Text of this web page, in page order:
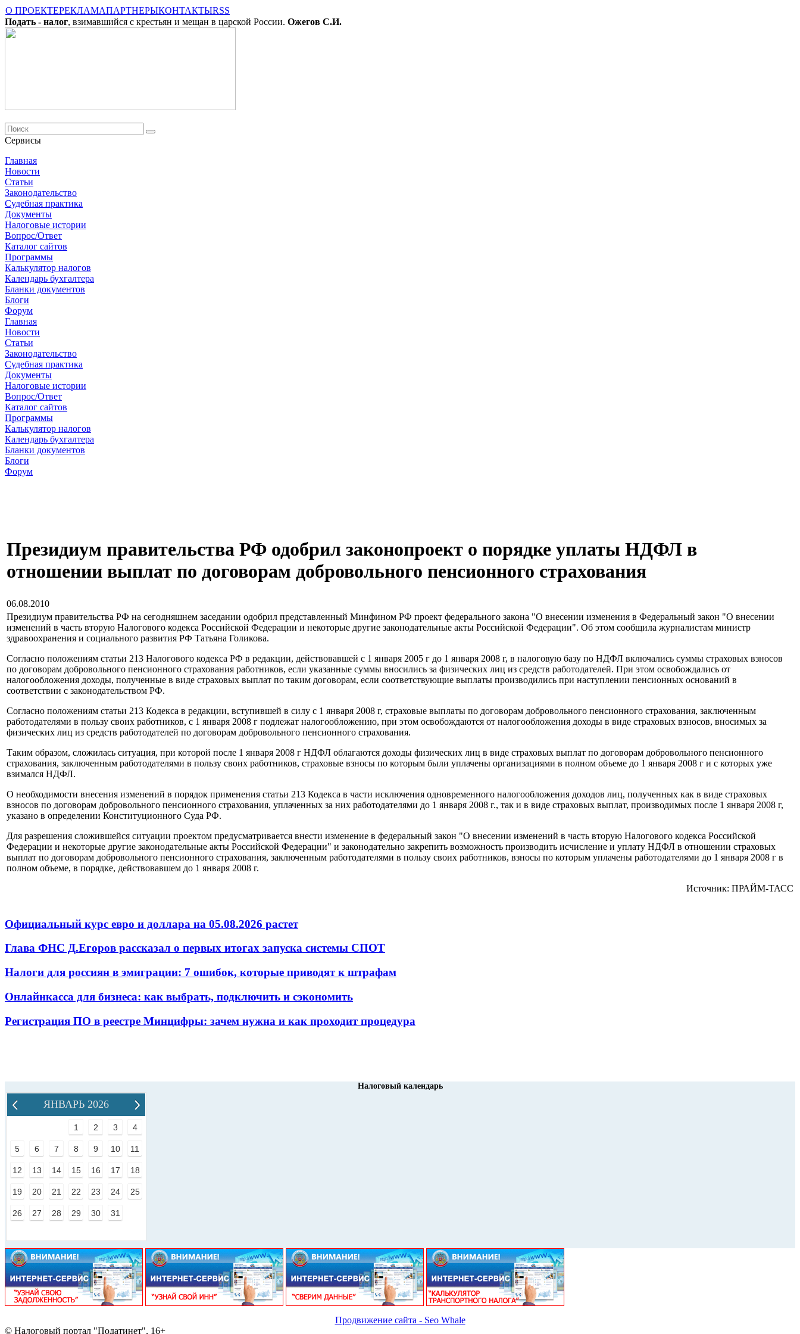
О ПРОЕКТЕРЕКЛАМАПАРТНЕРЫКОНТАКТЫRSS
Подать - налог, взимавшийся с крестьян и мещан в царской России. Ожегов С.И.
Сервисы
Главная
Новости
Cтатьи
Законодательство
Судебная практика
Документы
Налоговые истории
Вопрос/Ответ
Каталог сайтов
Программы
Калькулятор налогов
Календарь бухгалтера
Бланки документов
Блоги
Форум
Главная
Новости
Cтатьи
Законодательство
Судебная практика
Документы
Налоговые истории
Вопрос/Ответ
Каталог сайтов
Программы
Калькулятор налогов
Календарь бухгалтера
Бланки документов
Блоги
Форум
Президиум правительства РФ одобрил законопроект о порядке уплаты НДФЛ в
отношении выплат по договорам добровольного пенсионного страхования
06.08.2010
Президиум правительства РФ на сегодняшнем заседании одобрил представленный Минфином РФ проект федерального закона "О внесении изменения в Федеральный закон "О внесении
изменений в часть вторую Налогового кодекса Российской Федерации и некоторые другие законодательные акты Российской Федерации". Об этом сообщила журналистам министр
здравоохранения и социального развития РФ Татьяна Голикова.
Согласно положениям статьи 213 Налогового кодекса РФ в редакции, действовавшей с 1 января 2005 г до 1 января 2008 г, в налоговую базу по НДФЛ включались суммы страховых взносов
по договорам добровольного пенсионного страхования работников, если указанные суммы вносились за физических лиц из средств работодателей. При этом освобождались от
налогообложения доходы, полученные в виде страховых выплат по таким договорам, если соответствующие выплаты производились при наступлении пенсионных оснований в
соответствии с законодательством РФ.
Согласно положениям статьи 213 Кодекса в редакции, вступившей в силу с 1 января 2008 г, страховые выплаты по договорам добровольного пенсионного страхования, заключенным
работодателями в пользу своих работников, с 1 января 2008 г подлежат налогообложению, при этом освобождаются от налогообложения доходы в виде страховых взносов, вносимых за
физических лиц из средств работодателей по договорам добровольного пенсионного страхования.
Таким образом, сложилась ситуация, при которой после 1 января 2008 г НДФЛ облагаются доходы физических лиц в виде страховых выплат по договорам добровольного пенсионного
страхования, заключенным работодателями в пользу своих работников, страховые взносы по которым были уплачены организациями в полном объеме до 1 января 2008 г и с которых уже
взимался НДФЛ.
О необходимости внесения изменений в порядок применения статьи 213 Кодекса в части исключения одновременного налогообложения доходов лиц, полученных как в виде страховых
взносов по договорам добровольного пенсионного страхования, уплаченных за них работодателями до 1 января 2008 г., так и в виде страховых выплат, производимых после 1 января 2008 г,
указано в определении Конституционного Суда РФ.
Для разрешения сложившейся ситуации проектом предусматривается внести изменение в федеральный закон "О внесении изменений в часть вторую Налогового кодекса Российской
Федерации и некоторые другие законодательные акты Российской Федерации" и законодательно закрепить возможность производить исчисление и уплату НДФЛ в отношении страховых
выплат по договорам добровольного пенсионного страхования, заключенным работодателями в пользу своих работников, взносы по которым уплачены работодателями до 1 января 2008 г в
полном объеме, в порядке, действовавшем до 1 января 2008 г.
Источник: ПРАЙМ-ТАСС
Официальный курс евро и доллара на 05.08.2026 растет
Глава ФНС Д.Егоров рассказал о первых итогах запуска системы СПОТ
Налоги для россиян в эмиграции: 7 ошибок, которые приводят к штрафам
Онлайнкасса для бизнеса: как выбрать, подключить и сэкономить
Регистрация ПО в реестре Минцифры: зачем нужна и как проходит процедура
Налоговый календарь
ЯНВАРЬ 2026
1 2 3 4
5 6 7 8 9 10 11
12 13 14 15 16 17 18
19 20 21 22 23 24 25
26 27 28 29 30 31
Продвижение сайта - Seo Whale
© Налоговый портал "Податинет", 16+